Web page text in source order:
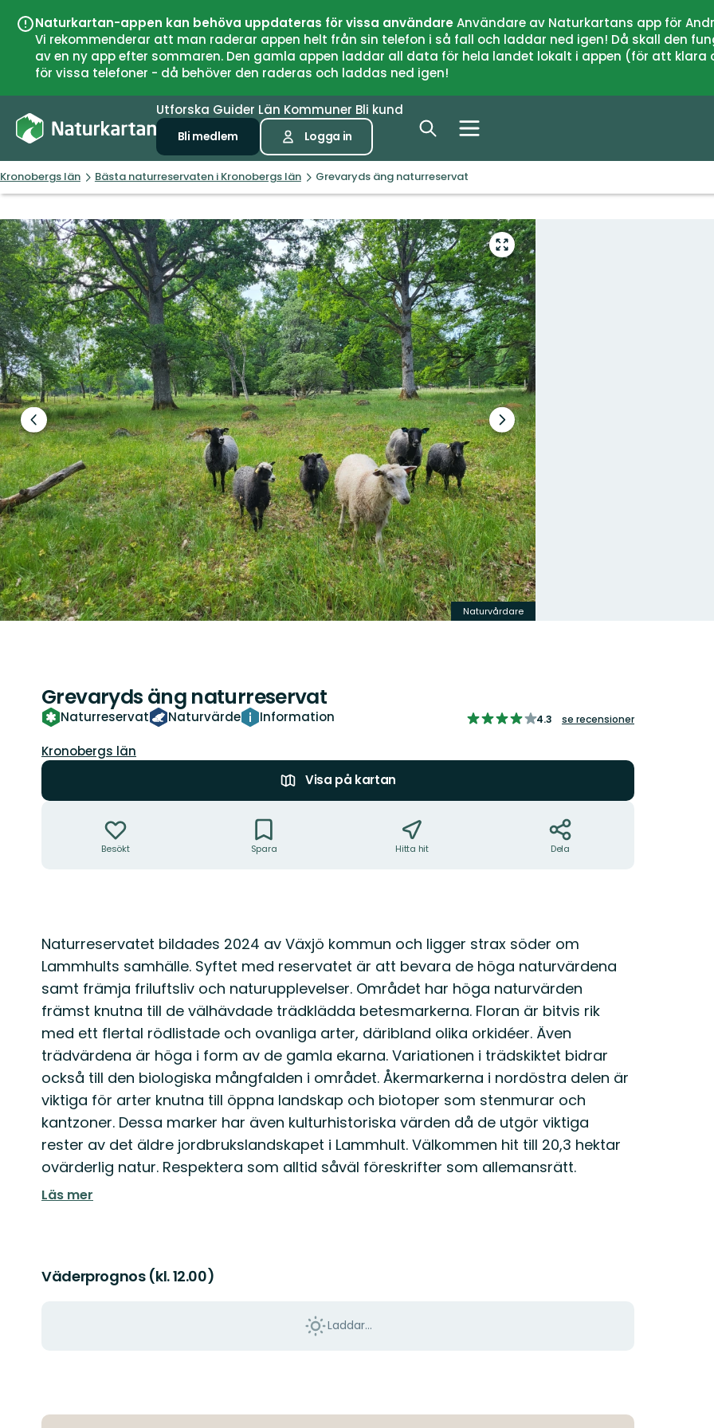
Naturkartan-appen kan behöva uppdateras för vissa användareAnvändare av Naturkartans app för
Vi rekommenderar att man raderar appen helt från sin telefon i så fall och laddar ned igen! Då skall den
av en ny app efter sommaren. Den gamla appen laddar all data för hela landet lokalt i appen (för att
för vissa telefoner - då behöver den raderas och laddas ned igen!
Utforska Guider Län Kommuner Bli kund
Bli medlem Logga in
Kronobergs län Bästa naturreservaten i Kronobergs län Grevaryds äng naturreservat
Gå
till
helskärmsläge
Föregående
bild
Nästa
bildspel
Naturvårdare
Grevaryds äng naturreservat
Naturreservat Naturvärde Information
4.2624777183600715
4.3 se recensioner
Län:
Kronobergs län
Visa på kartan
Besökt Spara Hitta hit Dela
Beskrivning
Naturreservatet bildades 2024 av Växjö kommun och ligger strax söder om
Lammhults samhälle. Syftet med reservatet är att bevara de höga naturvärdena
samt främja friluftsliv och naturupplevelser. Området har höga naturvärden
främst knutna till de välhävdade trädklädda betesmarkerna. Floran är bitvis rik
med ett flertal rödlistade och ovanliga arter, däribland olika orkidéer. Även
trädvärdena är höga i form av de gamla ekarna. Variationen i trädskiktet bidrar
också till den biologiska mångfalden i området. Åkermarkerna i nordöstra delen är
viktiga för arter knutna till öppna landskap och biotoper som stenmurar och
kantzoner. Dessa marker har även kulturhistoriska värden då de utgör viktiga
rester av det äldre jordbrukslandskapet i Lammhult. Välkommen hit till 20,3 hektar
ovärderlig natur. Respektera som alltid såväl föreskrifter som allemansrätt.
Läs mer
Väderprognos (kl. 12.00)
Laddar...